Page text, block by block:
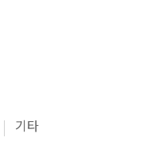
기타